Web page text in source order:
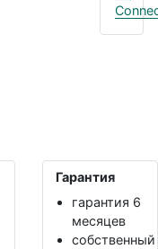
Гарантия
гарантия 6
месяцев
собственный